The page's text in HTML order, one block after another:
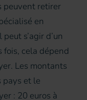
peuvent retirer
en
s’agir d’un
fois, cela dépend
Les montants
pays et le
: 20 euros à